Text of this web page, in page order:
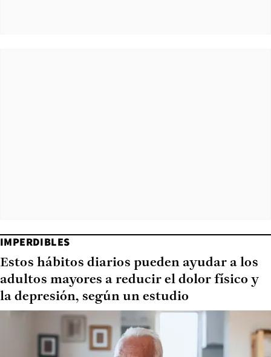
IMPERDIBLES
Estos hábitos diarios pueden ayudar a los
adultos mayores a reducir el dolor físico y
la depresión, según un estudio